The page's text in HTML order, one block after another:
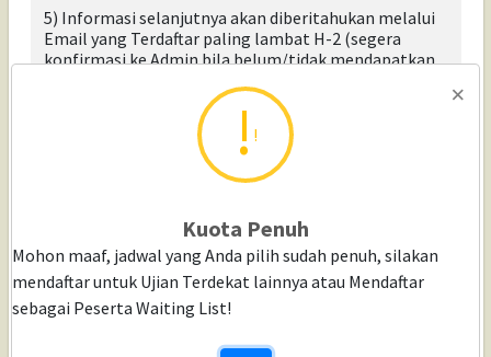
5) Informasi selanjutnya akan diberitahukan melalui
Email yang Terdaftar paling lambat H-2 (segera
konfirmasi ke Admin bila belum/tidak mendapatkan
6) Peserta tidak diizinkan undur jadwal (Tidak ada
reschedule/undur jadwal dari Peserta).
7) Saat Ujian, Peserta wajib menunjukkan kartu
identitas KTP/SIM/Passport Asli. Jika tidak ada kartu
8) Ujian menggunakan aplikasi TOEFL Secure Browser
(Home) dan Zoom (apabila diperlukan).
9) Peserta wajib menyediakan Toolkit Ujian yaitu Map
Plastik/Mika Plastik/Kaca/Mini Whiteboard dengan
Spidol Non permanen untuk coretan pembantu saat
×
!
Kuota Penuh
Mohon maaf, jadwal yang Anda pilih sudah penuh, silakan
mendaftar untuk Ujian Terdekat lainnya atau Mendaftar
sebagai Peserta Waiting List!